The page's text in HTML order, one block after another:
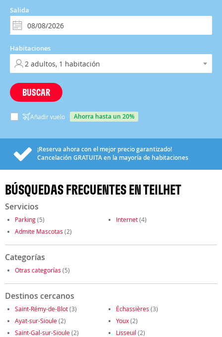
Salida
Habitaciones
BUSCAR
Añadir vuelo ahorra hasta un 20%
¡Reserva ahora con el mejor precio garantizado!
Cancelación GRATUITAen la mayoría de habitaciones
BÚSQUEDAS FRECUENTES EN TEILHET
Servicios
Parking(5) Internet(4)
Admite Mascotas (2)
Categorías
Otras categorías (5)
Destinos cercanos
Saint-Rémy-de-Blot(3) Échassières (3)
Ayat-sur-Sioule(2) Youx(2)
Saint-Gal-sur-Sioule(2) Lisseuil (2)